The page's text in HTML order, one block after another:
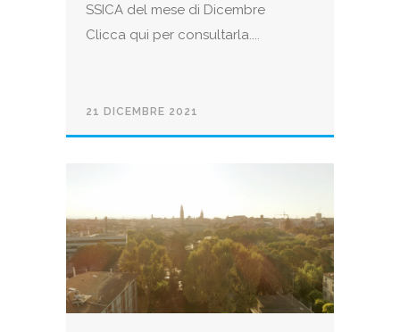
SSICA del mese di Dicembre
Clicca qui per consultarla....
21 DICEMBRE 2021